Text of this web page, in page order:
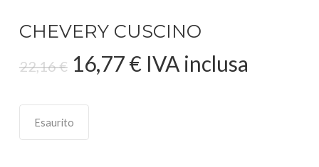
CHEVERY CUSCINO
22,16€ Il
originale
era:
22,16 €.
16,77€IlIVA inclusa
Esaurito